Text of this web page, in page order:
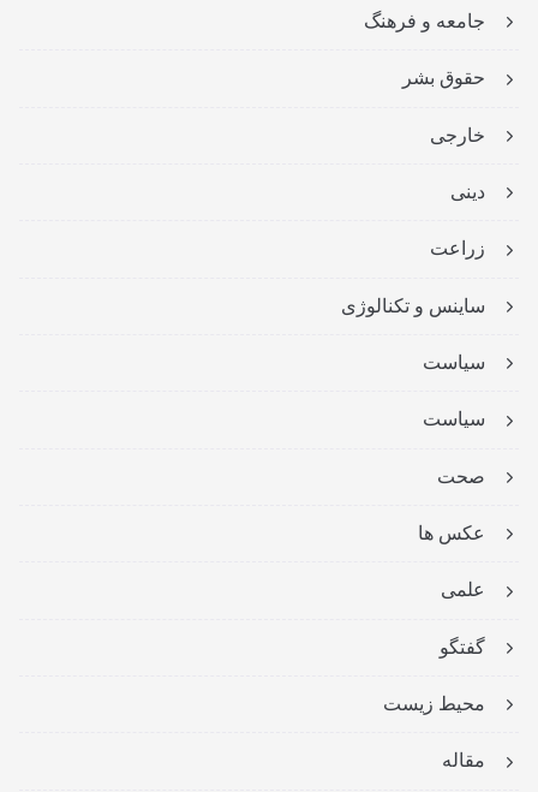
جامعه و فرهنگ
حقوق بشر
خارجی
دینی
زراعت
ساینس و تکنالوژی
سیاست
سیاست
صحت
عکس ها
علمی
گفتگو
محیط زیست
مقاله